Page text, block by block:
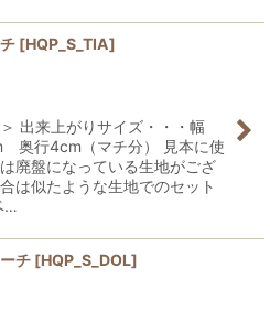
[HQP_S_TIA]
出来上がりサイズ・・・幅
行4cm（マチ分） 見本に使
廃盤になっている生地がござ
は似たような生地でのセット
…
チ [HQP_S_DOL]